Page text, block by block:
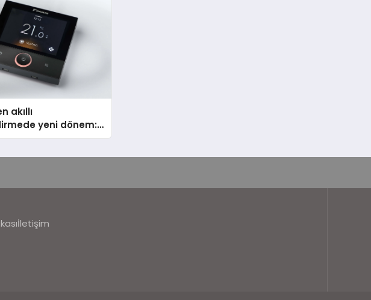
akıllı
yeni dönem:
Türkiye’de
İletişim